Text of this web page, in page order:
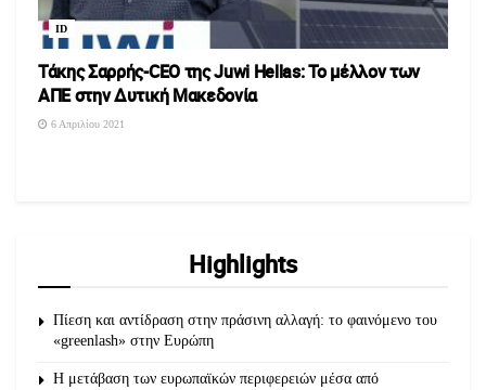
ID
Τάκης Σαρρής-CEO της Juwi Hellas: Το μέλλον των
ΑΠΕ στην Δυτική Μακεδονία
6 Απριλίου 2021
Highlights
Πίεση και αντίδραση στην πράσινη αλλαγή: το φαινόμενο του
«greenlash» στην Ευρώπη
Η μετάβαση των ευρωπαϊκών περιφερειών μέσα από